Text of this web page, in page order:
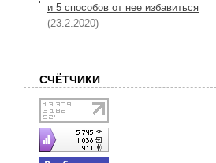
и 5 способов от нее избавиться
(23.2.2020)
СЧЁТЧИКИ